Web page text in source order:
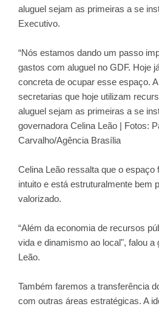
aluguel sejam as primeiras a se
Executivo.
“Nós estamos dando um passo
gastos com aluguel no GDF. Hoje
concreta de ocupar esse espaço.
secretarias que hoje utilizam
aluguel sejam as primeiras a se
governadora Celina Leão | Fotos:
Carvalho/Agência Brasília
Celina Leão ressalta que o
intuito e está estruturalmente bem
valorizado.
“Além da economia de recursos
vida e dinamismo ao local", falou a
Leão.
Também faremos a transferência
com outras áreas estratégicas. A